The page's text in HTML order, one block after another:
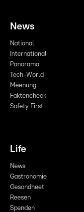
News
National
International
Panorama
Tech-World
Meenung
Faktencheck
Safety First
Life
News
Gastronomie
Gesondheet
Reesen
Spenden